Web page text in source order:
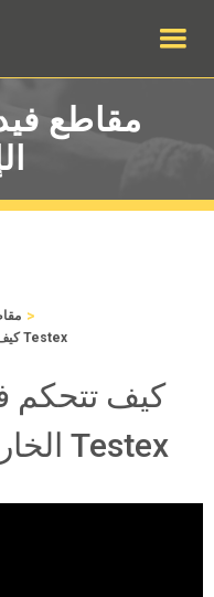
مقاطع
>
كيف تتحكم في معدل البيرفيل الخارق باستخدام سينتا Testex
كيف تتحكم
الخارق باستخدام سينتا Testex